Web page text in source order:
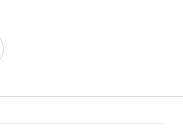
SEITENLEISTE